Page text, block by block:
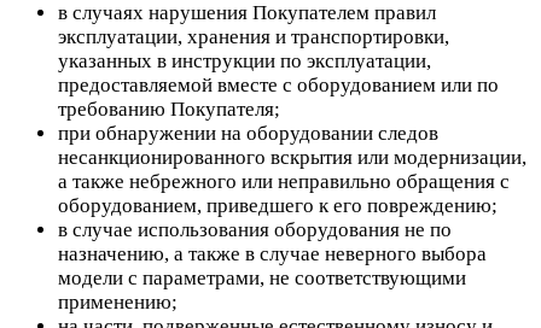
в случаях нарушения Покупателем правил
эксплуатации, хранения и транспортировки,
указанных в инструкции по эксплуатации,
предоставляемой вместе с оборудованием или по
требованию Покупателя;
при обнаружении на оборудовании следов
несанкционированного вскрытия или модернизации,
а также небрежного или неправильно обращения с
оборудованием, приведшего к его повреждению;
в случае использования оборудования не по
назначению, а также в случае неверного выбора
модели с параметрами, не соответствующими
применению;